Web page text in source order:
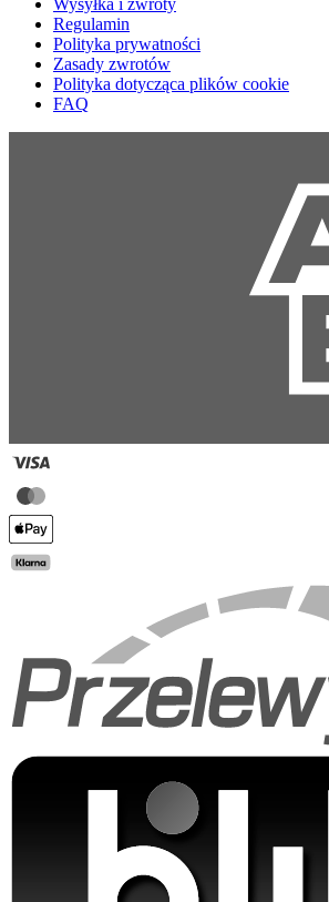
Regulamin
Polityka prywatności
Zasady zwrotów
Polityka dotycząca plików cookie
FAQ